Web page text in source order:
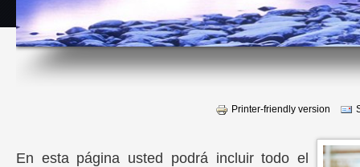
Printer-friendly version
En esta página usted podrá incluir todo el